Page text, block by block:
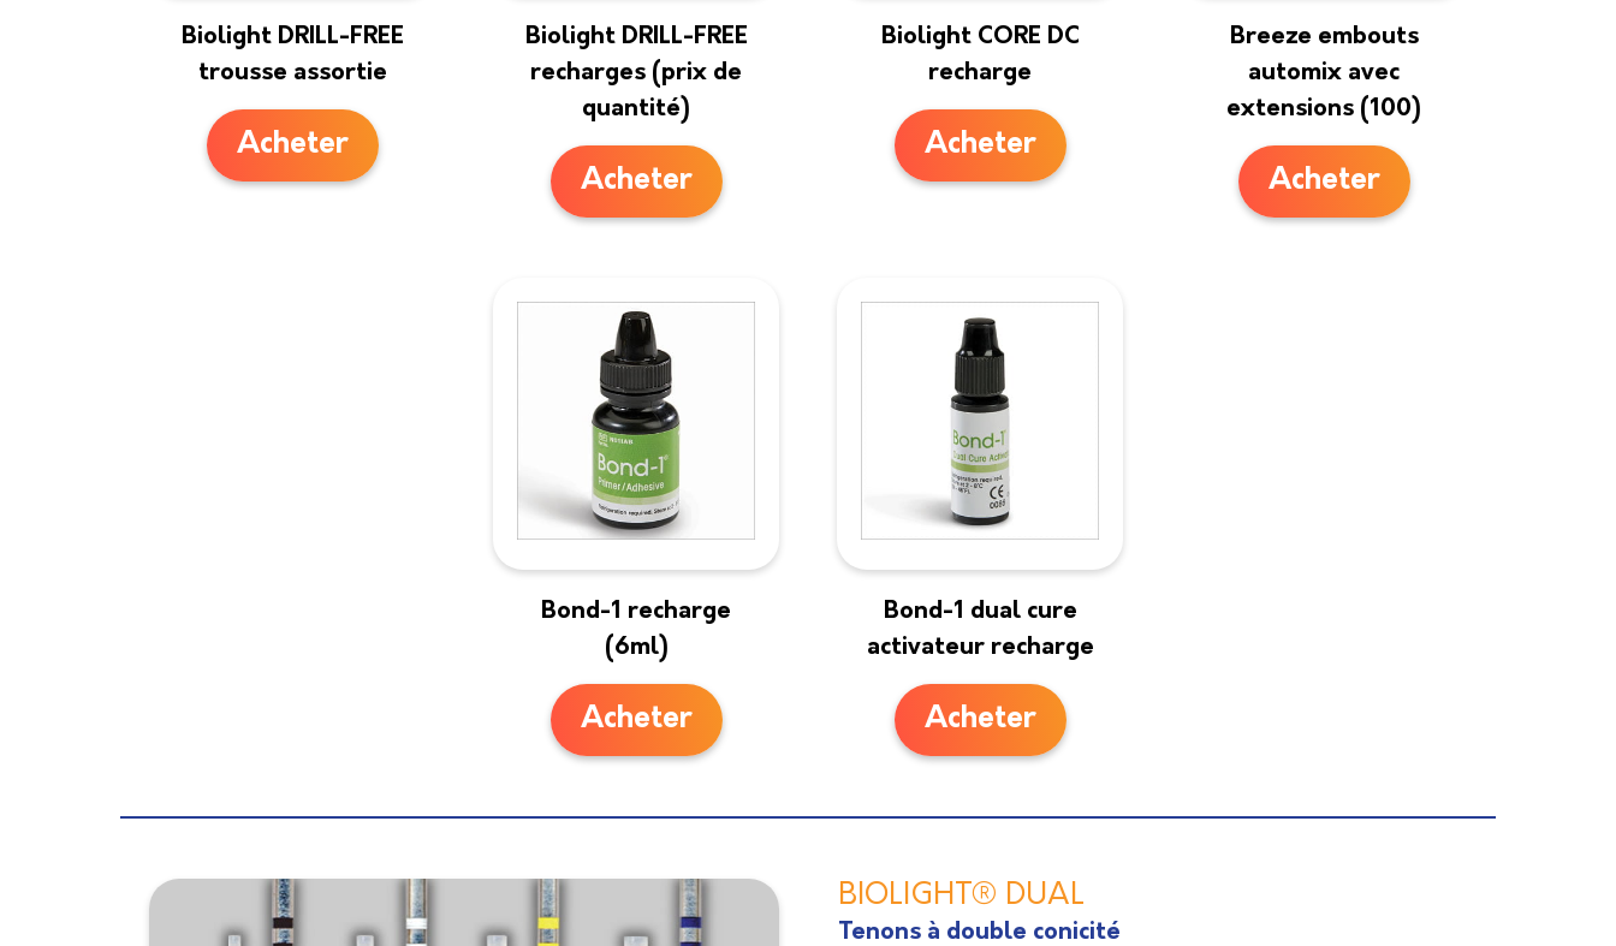
Biolight DRILL-FREE
trousse assortie
Acheter
Biolight DRILL-FREE
recharges (prix de
quantité)
Acheter
Biolight CORE DC
recharge
Acheter
Breeze embouts
automix avec
extensions (100)
Acheter
Bond-1 recharge
(6ml)
Acheter
Bond-1 dual cure
activateur recharge
Acheter
BIOLIGHT® DUAL
Tenons à double conicité